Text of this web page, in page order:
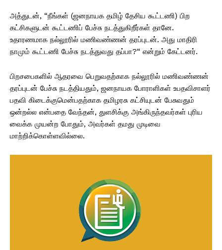
அத்துடன், “நீங்கள் (ஜனநாயக தமிழ் தேசிய கூட்டணி) பிற
கட்சிகளுடன் கூட்டணிப் பேச்சு நடத்துகிறீர்கள் தானே.
உதாரணமாக நல்லூரில் மணிவண்ணன் தரப்புடன். அது மாதிரி
நாமும் கூட்டணி பேச்சு நடத்துவது தப்பா?“ என்றும் கேட்டனர்.
பிறசபைகளில் ஆதரவை பெறுவதற்காக நல்லூரில் மணிவண்ணன்
தரப்புடன் பேச்சு நடத்தியதும், ஜனநாயக போராளிகள் உபதவிசாளர்
பதவி கிடைக்குமென்பதற்காக தமிழரசு கட்சியுடன் பேசுவதும்
ஒன்றல்ல என்பதை வேந்தன், துளசிக்கு அங்கிருந்தவர்கள் புரிய
வைக்க முயன்ற போதும், அவர்கள் தமது முடிவை
மாற்றிக்கொள்ளவில்லை.